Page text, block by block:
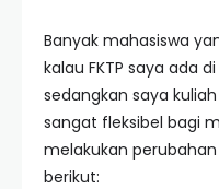
Banyak mahasiswa
kalau FKTP saya ada
sedangkan saya kuliah
sangat fleksibel bagi
melakukan
berikut: